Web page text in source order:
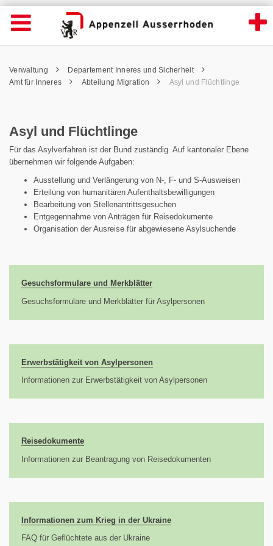
Asyl und Flüchtlinge - Appenzell
Wichtige
Seiten
Home
Inhalt
Kontakt
Navigation öffnen
Inhalt
Pfadnavigation
Verwaltung
Departement Inneres und Sicherheit
Amt für Inneres
Abteilung Migration Asyl und Flüchtlinge
Asyl und Flüchtlinge
Für das Asylverfahren ist der Bund zuständig. Auf kantonaler Ebene
übernehmen wir folgende Aufgaben:
Ausstellung und Verlängerung von N-, F- und S-Ausweisen
Erteilung von humanitären Aufenthaltsbewilligungen
Bearbeitung von Stellenantrittsgesuchen
Entgegennahme von Anträgen für Reisedokumente
Organisation der Ausreise für abgewiesene Asylsuchende
Gesuchsformulare und Merkblätter
Gesuchsformulare und Merkblätter für Asylpersonen
Erwerbstätigkeit von Asylpersonen
Informationen zur Erwerbstätigkeit von Asylpersonen
Reisedokumente
Informationen zur Beantragung von Reisedokumenten
Informationen zum Krieg in der Ukraine
FAQ für Geflüchtete aus der Ukraine